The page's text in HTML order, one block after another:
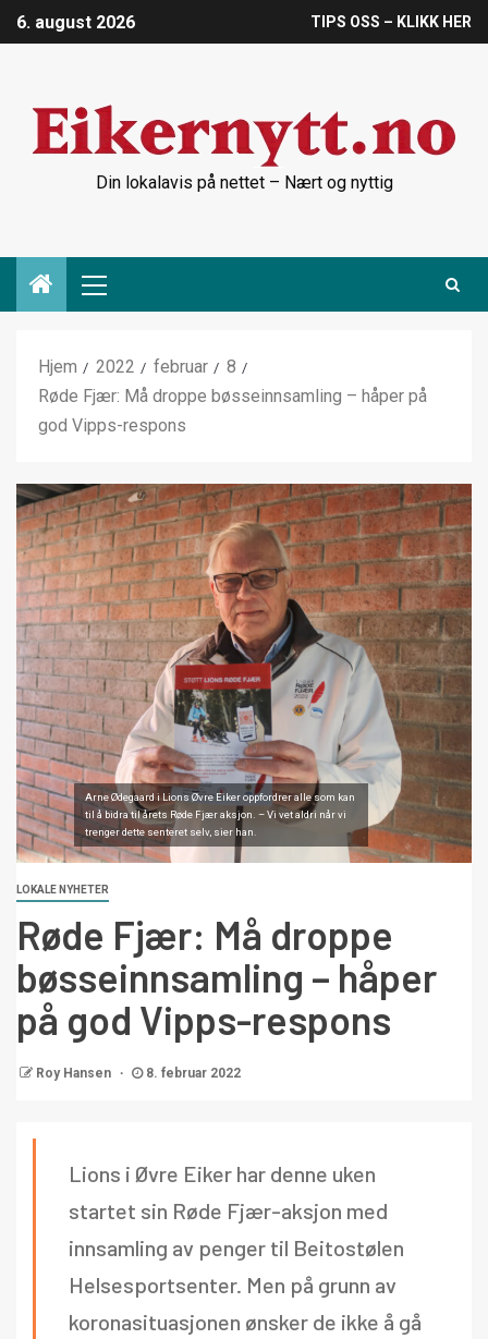
6. august 2026 TIPS OSS – KLIKK HER
Din lokalavis på nettet – Nært og nyttig
Hjem 2022 februar
8
Røde Fjær: Må droppe bøsseinnsamling – håper på
god Vipps-respons
Arne Ødegaard i Lions Øvre Eiker oppfordrer alle som kan
til å bidra til årets Røde Fjær aksjon. – Vi vet aldri når vi
trenger dette senteret selv, sier han.
LOKALE NYHETER
Røde Fjær: Må droppe
bøsseinnsamling – håper
på god Vipps-respons
Roy Hansen 8. februar 2022
Lions i Øvre Eiker har denne uken
startet sin Røde Fjær-aksjon med
innsamling av penger til Beitostølen
Helsesportsenter. Men på grunn av
koronasituasjonen ønsker de ikke å gå